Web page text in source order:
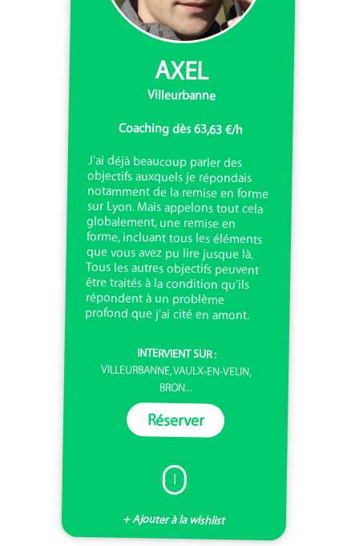
AXEL
Villeurbanne
Coaching dès 63,63 €/h
J'ai déjà beaucoup parler des
objectifs auxquels je répondais
notamment de la remise en forme
sur Lyon. Mais appelons tout cela
globalement, une remise en
forme, incluant tous les éléments
que vous avez pu lire jusque là.
Tous les autres objectifs peuvent
être traités à la condition qu'ils
répondent à un problème
profond que j'ai cité en amont.
INTERVIENT SUR :
VILLEURBANNE, VAULX-EN-VELIN,
BRON...
Réserver
I
+ Ajouter à la wishlist